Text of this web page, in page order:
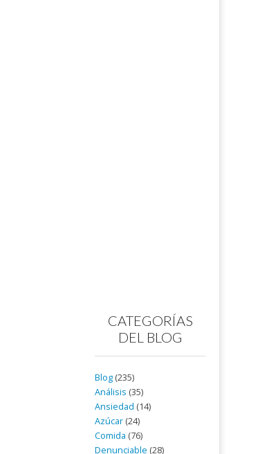
CATEGORÍAS
DEL BLOG
Blog (235)
Análisis (35)
Ansiedad (14)
Azúcar (24)
Comida (76)
Denunciable (28)